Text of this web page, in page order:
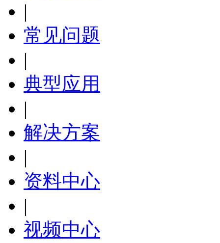
|
常见问题
|
典型应用
|
解决方案
|
资料中心
|
视频中心